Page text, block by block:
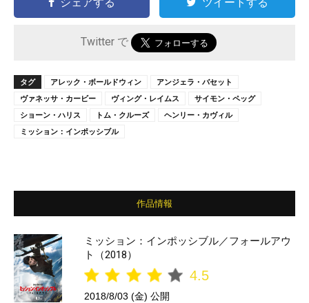
Twitter で
タグ アレック・ボールドウィン
アンジェラ・バセット
ヴァネッサ・カービー
ヴィング・レイムス
サイモン・ペッグ
ショーン・ハリス
トム・クルーズ
ヘンリー・カヴィル
ミッション：インポッシブル
作品情報
ミッション：インポッシブル／フォールアウ
ト（2018）
4.5
2018/8/03 (金) 公開